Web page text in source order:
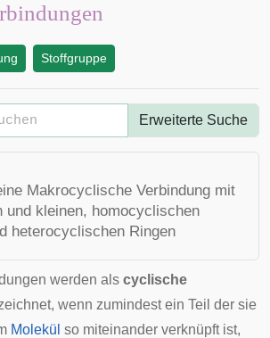
Stoffgruppe
Erweiterte Suche
Makrocyclische Verbindung mit
und kleinen, homocyclischen
heterocyclischen Ringen
werden als cyclische
wenn zumindest ein Teil der sie
Molekül so miteinander verknüpft ist,